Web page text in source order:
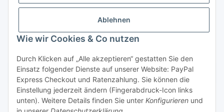
Ablehnen
Wie wir Cookies & Co nutzen
Durch Klicken auf „Alle akzeptieren“ gestatten Sie den
Einsatz folgender Dienste auf unserer Website: PayPal
Express Checkout und Ratenzahlung. Sie können die
Einstellung jederzeit ändern (Fingerabdruck-Icon links
unten). Weitere Details finden Sie unter Konfigurieren und
Informationen
Gesetzliche Informationen
Vertrag widerrufen